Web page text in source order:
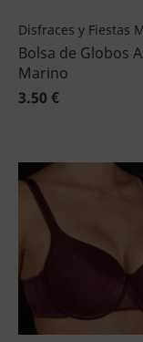
Disfraces y Fiestas
Bolsa de Globos
Marino
3.50 €